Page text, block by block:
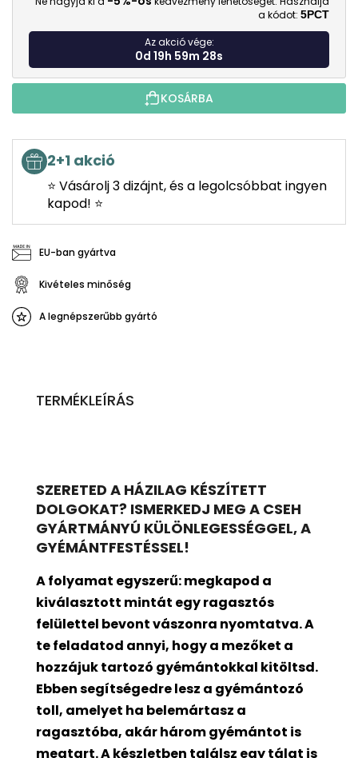
a kódot: 5PCT
Az akció vége:
0d 19h 59m 27s
KOSÁRBA
2+1 akció
⭐ Vásárolj 3 dizájnt, és a legolcsóbbat ingyen
kapod! ⭐
EU-ban gyártva
Kivételes minőség
A legnépszerűbb gyártó
TERMÉKLEÍRÁS
SZERETED A HÁZILAG KÉSZÍTETT
DOLGOKAT? ISMERKEDJ MEG A CSEH
GYÁRTMÁNYÚ KÜLÖNLEGESSÉGGEL, A
GYÉMÁNTFESTÉSSEL!
A folyamat egyszerű: megkapod a
kiválasztott mintát egy ragasztós
felülettel bevontvászonra nyomtatva. A
te feladatod annyi, hogy a mezőket a
hozzájuk tartozó gyémántokkal kitöltsd.
Ebben segítségedre lesz a gyémántozó
toll, amelyet ha belemártasz a
ragasztóba, akár három gyémántot is
megtart. A készletben találsz egy tálat is